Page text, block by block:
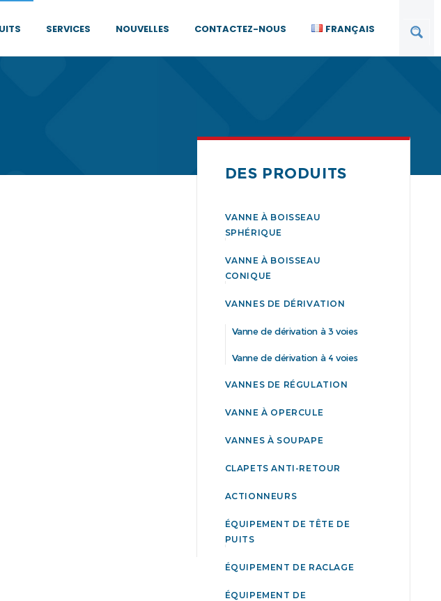
SERVICES NOUVELLES CONTACTEZ-NOUS FRANÇAIS
DES PRODUITS
VANNE À BOISSEAU
SPHÉRIQUE
VANNE À BOISSEAU
CONIQUE
VANNES DE DÉRIVATION
Vanne de dérivation à 3 voies
Vanne de dérivation à 4 voies
VANNES DE RÉGULATION
VANNE À OPERCULE
VANNES À SOUPAPE
CLAPETS ANTI-RETOUR
ACTIONNEURS
ÉQUIPEMENT DE TÊTE DE
PUITS
ÉQUIPEMENT DE RACLAGE
ÉQUIPEMENT DE